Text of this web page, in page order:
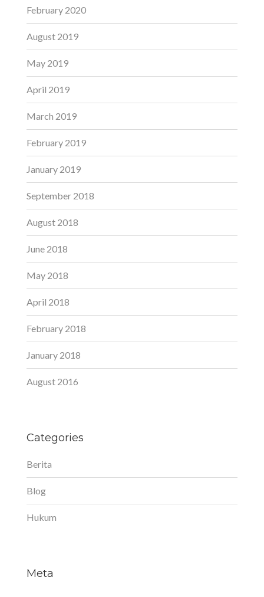
February 2020
August 2019
May 2019
April 2019
March 2019
February 2019
January 2019
September 2018
August 2018
June 2018
May 2018
April 2018
February 2018
January 2018
August 2016
Categories
Berita
Blog
Hukum
Meta